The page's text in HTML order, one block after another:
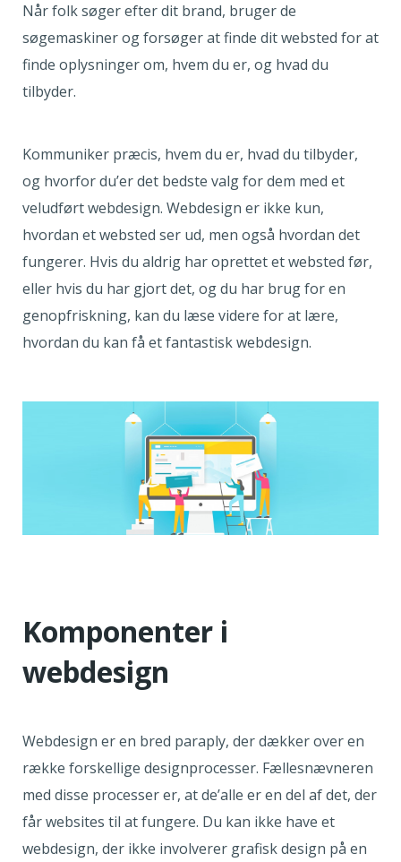
Når folk søger efter dit brand, bruger de
søgemaskiner og forsøger at finde dit websted for at
finde oplysninger om, hvem du er, og hvad du
tilbyder.
Kommuniker præcis, hvem du er, hvad du tilbyder,
og hvorfor du’er det bedste valg for dem med et
veludført webdesign. Webdesign er ikke kun,
hvordan et websted ser ud, men også hvordan det
fungerer. Hvis du aldrig har oprettet et websted før,
eller hvis du har gjort det, og du har brug for en
genopfriskning, kan du læse videre for at lære,
hvordan du kan få et fantastisk webdesign.
Komponenter i
webdesign
Webdesign er en bred paraply, der dækker over en
række forskellige designprocesser. Fællesnævneren
med disse processer er, at de’alle er en del af det, der
får websites til at fungere. Du kan ikke have et
webdesign, der ikke involverer grafisk design på en